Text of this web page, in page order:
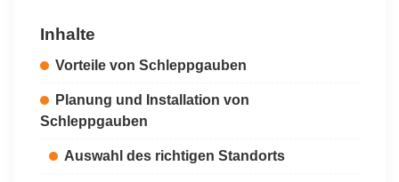
Inhalte
Vorteile von Schleppgauben
Planung und Installation von
Schleppgauben
Auswahl des richtigen Standorts